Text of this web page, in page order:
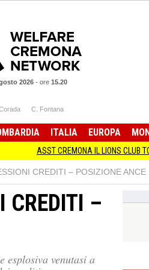
2026- ore 15.20
C. Fontana
ITALIA EUROPA
ASST CREMONA IL LIONS CLUB TORRAZZO
CREDITI – POSIZIONE ANCE
CREDITI –
esplosiva venutasi a